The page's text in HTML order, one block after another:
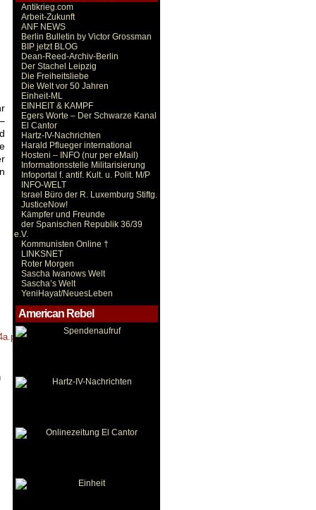
,
Antikrieg.com
Arbeit-Zukunft
ANF NEWS
Berlin Bulletin by Victor Grossman
BIP jetzt BLOG
Dean-Reed-Archiv-Berlin
Der Stachel Leipzig
Die Freiheitsliebe
Die Welt vor 50 Jahren
Einheit-ML
EINHEIT & KAMPF
Egers Worte – Der Schwarze Kanal
El Cantor
Hartz-IV-Nachrichten
Harald Pflueger international
Hosteni – INFO (nur per eMail)
Informationsstelle Militarisierung
Infoportal f. antif. Kult. u. Polit. M/P
INFO-WELT
Israel Büro der R. Luxemburg Stiftg.
JusticeNow!
Kämpfer und Freunde
der Spanischen Republik 36/39
e.V.
Kommunisten Online †
LINKSNET
Roter Morgen
Sascha Iwanows Welt
Sascha’s Welt
YeniHayat/NeuesLeben
American Rebel